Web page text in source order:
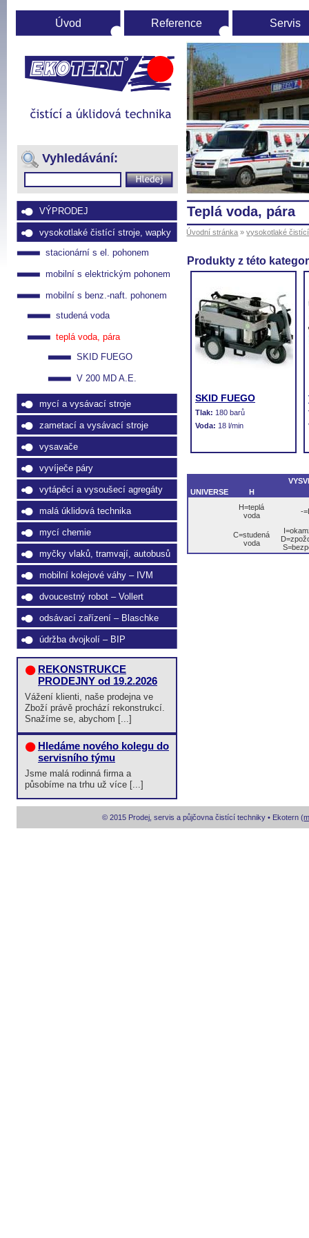
Úvodní
stránka
(Přejít
navigaci)
teplá voda, pára
Produkty z této
SKID FUEGO
Tlak: 180 barů
Voda: 18 l/min
UNIVERSE
H
H=teplá
voda
-
C=studená
voda
Vyhledávání:
VÝPRODEJ
vysokotlaké čistící stroje, wapky
stacionární s el. pohonem
mobilní s elektrickým pohonem
mobilní s benz.-naft. pohonem
studená voda
teplá voda, pára
SKID FUEGO
V 200 MD A.E.
mycí a vysávací stroje
zametací a vysávací stroje
vysavače
vyvíječe páry
vytápěcí a vysoušecí agregáty
malá úklidová technika
mycí chemie
myčky vlaků, tramvají, autobusů
mobilní kolejové váhy – IVM
dvoucestný robot – Vollert
odsávací zařízení – Blaschke
údržba dvojkolí – BIP
REKONSTRUKCE
PRODEJNY od 19.2.2026
Vážení klienti, naše prodejna ve
Zboží právě prochází rekonstrukcí.
Snažíme se, abychom [...]
Hledáme nového kolegu do
servisního týmu
Jsme malá rodinná firma a
působíme na trhu už více [...]
Úvod Reference Servis
Úvodní stránka »vysokotlaké
© 2015 Prodej, servis a půjčovna čistící techniky • Ekotern (